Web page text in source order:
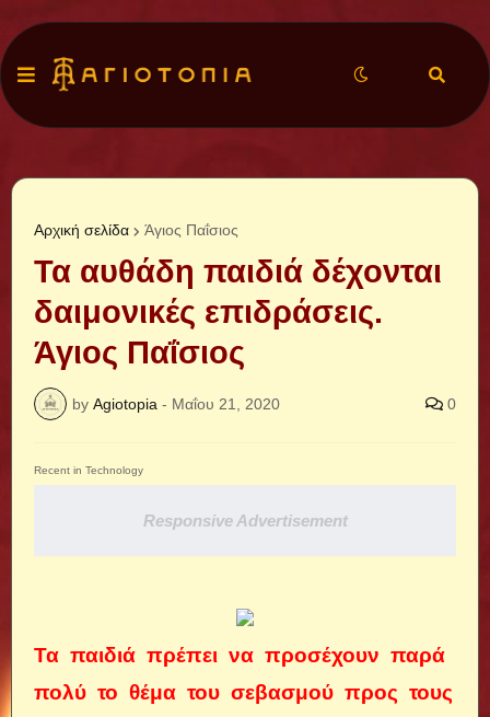
Αρχική σελίδα Άγιος Παΐσιος
Τα αυθάδη παιδιά δέχονται
δαιμονικές επιδράσεις.
Άγιος Παΐσιος
by Agiotopia - Μαΐου 21, 2020 0
Recent in Technology
Responsive Advertisement
Τα παιδιά πρέπει να προσέχουν παρά
πολύ το θέμα του σεβασμού προς τους